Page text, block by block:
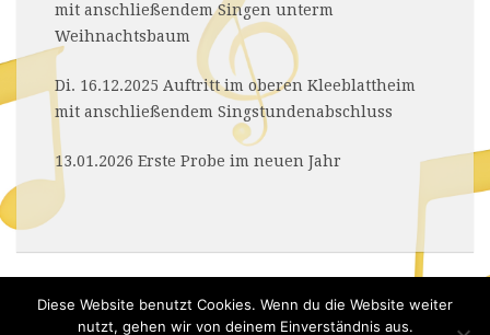
mit anschließendem Singen unterm
Weihnachtsbaum
Di. 16.12.2025 Auftritt im oberen Kleeblattheim
mit anschließendem Singstundenabschluss
13.01.2026 Erste Probe im neuen Jahr
Diese Website benutzt Cookies. Wenn du die Website weiter
nutzt, gehen wir von deinem Einverständnis aus.